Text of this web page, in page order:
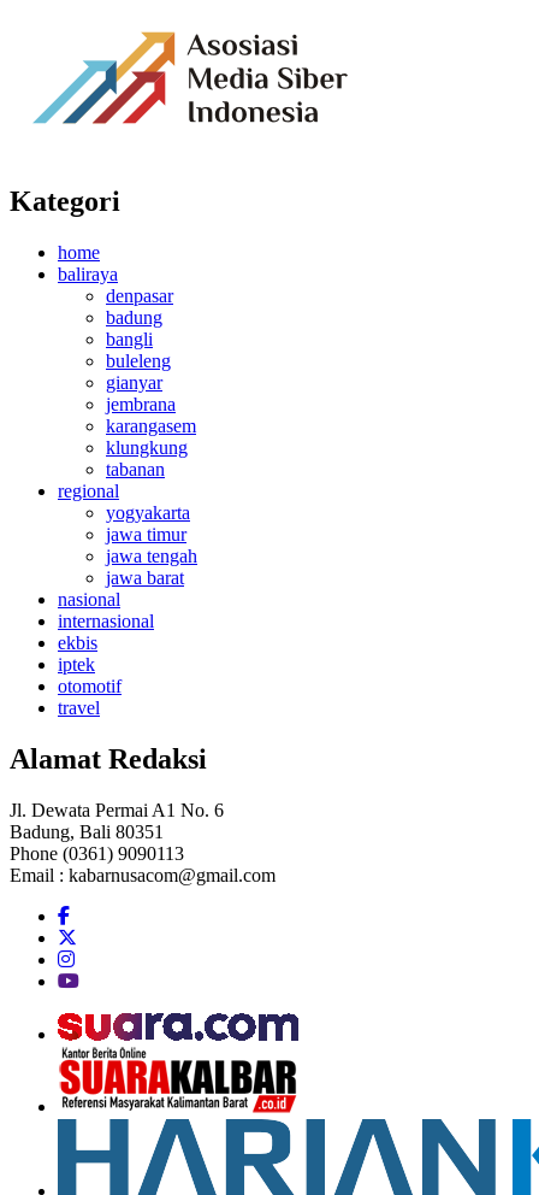
Kategori
home
baliraya
denpasar
badung
bangli
buleleng
gianyar
jembrana
karangasem
klungkung
tabanan
regional
yogyakarta
jawa timur
jawa tengah
jawa barat
nasional
internasional
ekbis
iptek
otomotif
travel
Alamat Redaksi
Jl. Dewata Permai A1 No. 6
Badung, Bali 80351
Phone (0361) 9090113
Email : kabarnusacom@gmail.com